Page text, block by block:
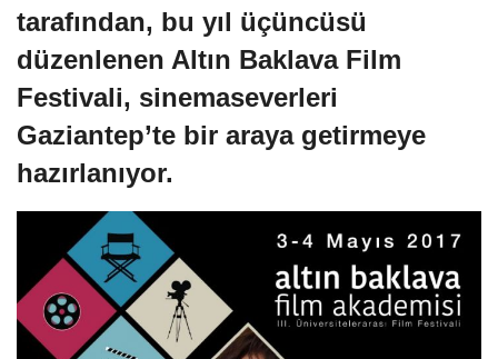
tarafından, bu yıl üçüncüsü
düzenlenen Altın Baklava Film
Festivali, sinemaseverleri
Gaziantep’te bir araya getirmeye
hazırlanıyor.